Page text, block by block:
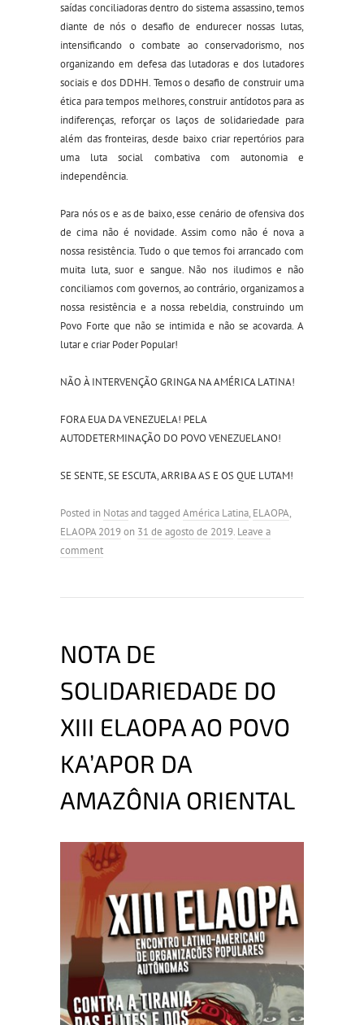
saídas conciliadoras dentro do sistema assassino, temos
diante de nós o desafio de endurecer nossas lutas,
intensificando o combate ao conservadorismo, nos
organizando em defesa das lutadoras e dos lutadores
sociais e dos DDHH. Temos o desafio de construir uma
ética para tempos melhores, construir antídotos para as
indiferenças, reforçar os laços de solidariedade para
além das fronteiras, desde baixo criar repertórios para
uma luta social combativa com autonomia e
independência.
Para nós os e as de baixo, esse cenário de ofensiva dos
de cima não é novidade. Assim como não é nova a
nossa resistência. Tudo o que temos foi arrancado com
muita luta, suor e sangue. Não nos iludimos e não
conciliamos com governos, ao contrário, organizamos a
nossa resistência e a nossa rebeldia, construindo um
Povo Forte que não se intimida e não se acovarda. A
lutar e criar Poder Popular!
NÃO À INTERVENÇÃO GRINGA NA AMÉRICA LATINA!
FORA EUA DA VENEZUELA! PELA
AUTODETERMINAÇÃO DO POVO VENEZUELANO!
SE SENTE, SE ESCUTA, ARRIBA AS E OS QUE LUTAM!
Posted in Notasand tagged América Latina, ELAOPA,
ELAOPA 2019on 31 de agosto de 2019. Leave a
comment
NOTA DE
SOLIDARIEDADE DO
XIII ELAOPA AO POVO
KA’APOR DA
AMAZÔNIA ORIENTAL